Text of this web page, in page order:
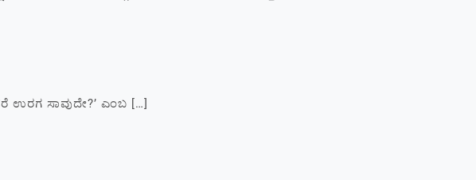
ಸಾವುದೇ?’ ಎಂಬ […]